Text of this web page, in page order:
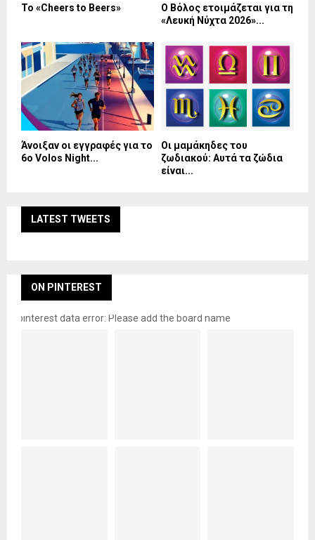
Το «Cheers to Beers»
Ο Βόλος ετοιμάζεται για τη
«Λευκή Νύχτα 2026»...
Άνοιξαν οι εγγραφές για το
6ο Volos Night...
Οι μαμάκηδες του
ζωδιακού: Αυτά τα ζώδια
είναι...
LATEST TWEETS
ON PINTEREST
pinterest data error: Please add the board name